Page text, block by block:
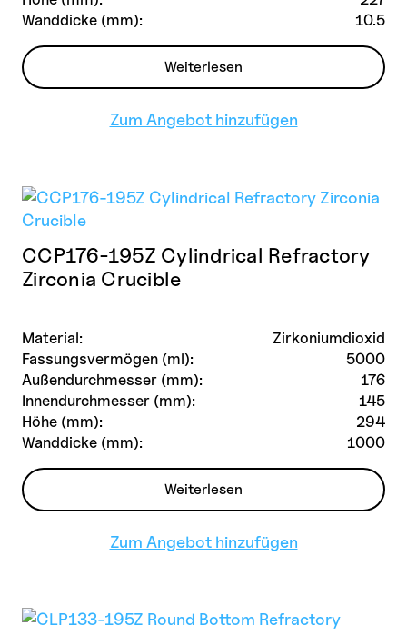
Wanddicke (mm):
10.5
Weiterlesen
Zum Angebot hinzufügen
Material:
Zirkoniumdioxid
Fassungsvermögen (ml):
5000
Außendurchmesser (mm):
176
Innendurchmesser (mm):
145
Höhe (mm):
294
Wanddicke (mm):
1000
CCP176-195Z Cylindrical Refractory
Zirconia Crucible
Weiterlesen
Zum Angebot hinzufügen